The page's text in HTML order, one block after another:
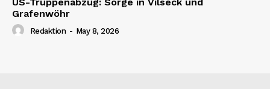
Grafenwöhr
Redaktion - May 8, 2026